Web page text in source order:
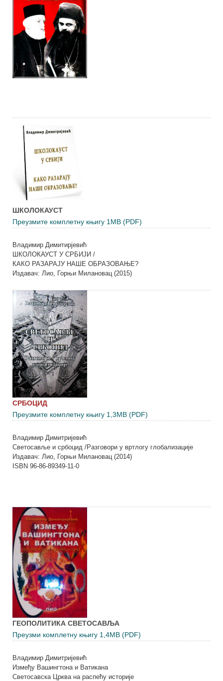
ШКОЛОКАУСТ
Преузмите комплетну књигу 1MB (PDF)
Владимир Димитирјевић
ШКОЛОКАУСТ У СРБИЈИ /
КАКО РАЗАРАЈУ НАШЕ ОБРАЗОВАЊЕ?
Издавач: Лио, Горњи Милановац (2015)
СРБОЦИД
Преузмите комплетну књигу 1,3MB (PDF)
Владимир Димитријевић
Светосавље и србоцид /Разговори у вртлогу глобализације
Издавач: Лио, Горњи Милановац (2014)
ISBN 96-86-89349-11-0
ГЕОПОЛИТИКА СВЕТОСАВЉА
Преузми комплетну књигу 1,4MB (PDF)
Владимир Димитријевић
Између Вашингтона и Ватикана
Светосавска Црква на распећу историје